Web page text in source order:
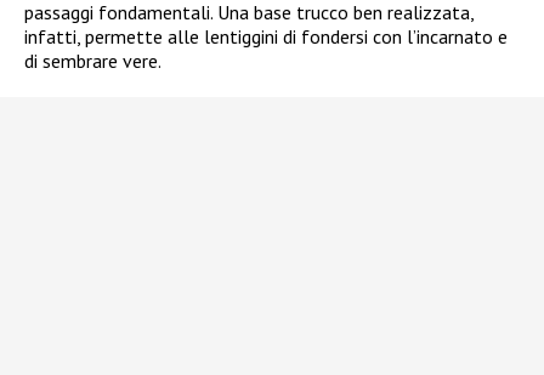
passaggi fondamentali. Una base trucco ben realizzata,
infatti, permette alle lentiggini di fondersi con l’incarnato e
di sembrare vere.